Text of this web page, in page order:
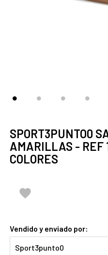
SPORT3PUNTO0
AMARILLAS - REF
COLORES

Vendido y enviado por:
Sport3punto0